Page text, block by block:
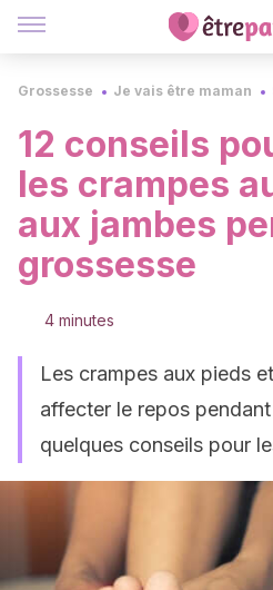
Grossesse Je vais être maman
12 conseils
les crampes
aux jambes
grossesse
4 minutes
Les crampes aux pieds
affecter le repos
quelques conseils pour